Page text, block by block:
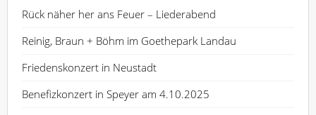
Rück näher her ans Feuer – Liederabend
Reinig, Braun + Böhm im Goethepark Landau
Friedenskonzert in Neustadt
Benefizkonzert in Speyer am 4.10.2025